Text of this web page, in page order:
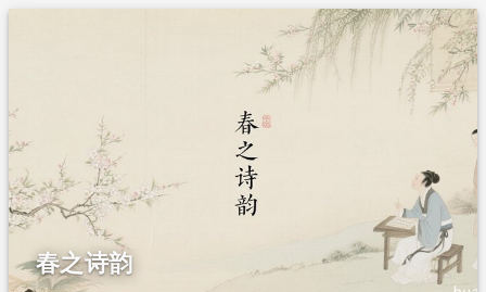
2.1.3.
2.2.
二、春蕴含无限生机
2.2.1.春草
2.2.2.
2.2.3.
2.2.4.
春之诗韵